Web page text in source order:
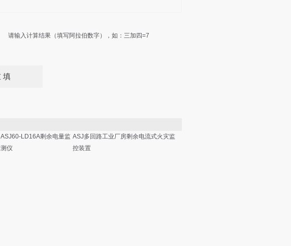
请输入计算结果（填写阿拉伯数字），如：三加四=7
ASJ60-LD16A剩余电量监
测仪
ASJ多回路工业厂房剩余电流式火灾监
控装置